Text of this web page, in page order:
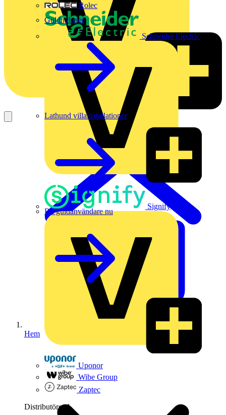
Rolec
Schneider Electric
Signify
Uponor
Wibe Group
Zaptec
Distributörer 1
Guldnyheter
Lathund villainstallationer
Bli guldanvändare nu
Hem